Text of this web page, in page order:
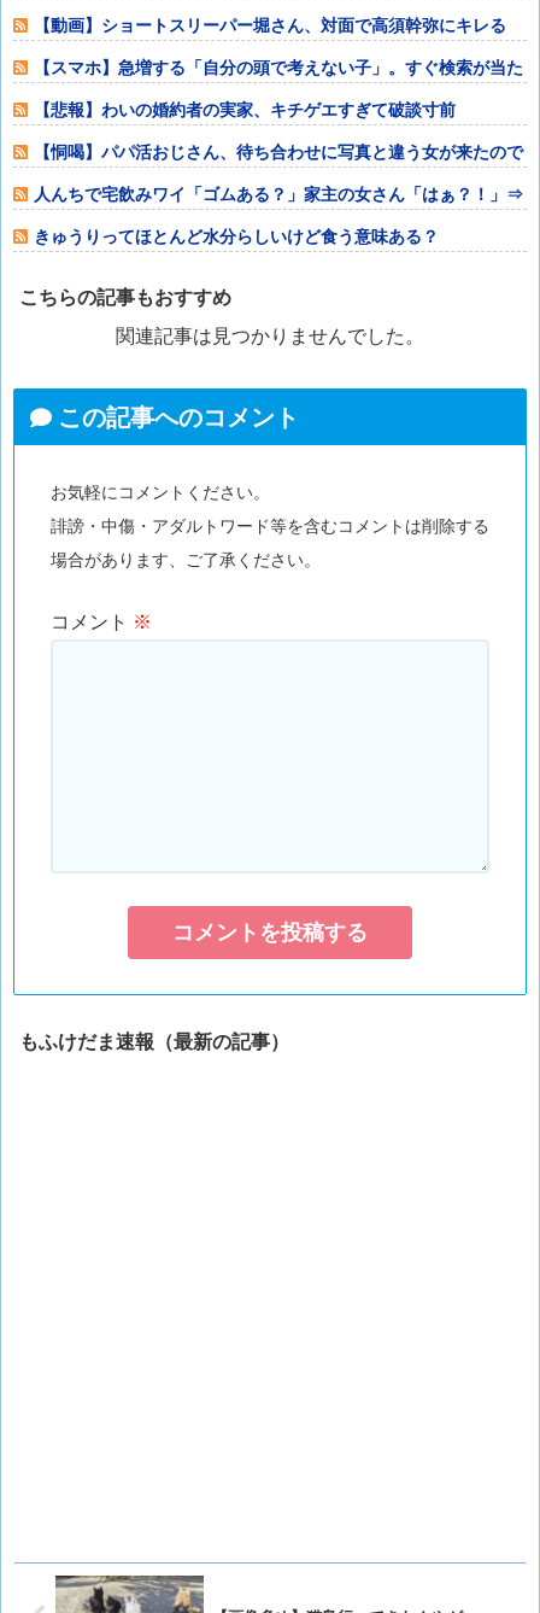
った奴あげてけ
【動画】ショートスリーパー堀さん、対面で高須幹弥にキレる
【スマホ】急増する「自分の頭で考えない子」。すぐ検索が当た
り前に 「タイ
【悲報】わいの婚約者の実家、キチゲエすぎて破談寸前
【恫喝】パパ活おじさん、待ち合わせに写真と違う女が来たので
逃げようとする
人んちで宅飲みワイ「ゴムある？」家主の女さん「はぁ？！」⇒
きゅうりってほとんど水分らしいけど食う意味ある？
こちらの記事もおすすめ
関連記事は見つかりませんでした。
この記事へのコメント
お気軽にコメントください。
誹謗・中傷・アダルトワード等を含むコメントは削除する
場合があります、ご了承ください。
コメント ※
もふけだま速報（最新の記事）